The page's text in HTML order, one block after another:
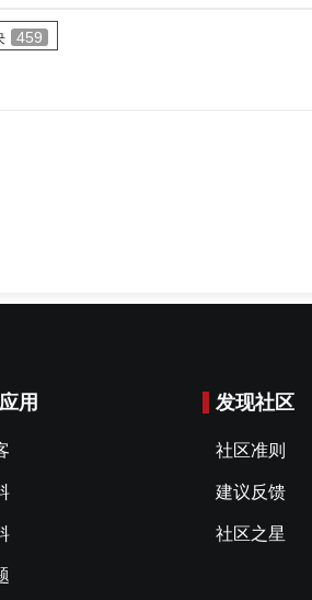
459
用 发现社区
社区准则
建议反馈
社区之星